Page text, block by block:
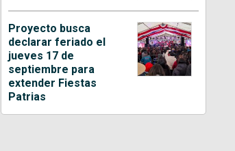
Proyecto busca
declarar feriado el
jueves 17 de
septiembre para
extender Fiestas
Patrias